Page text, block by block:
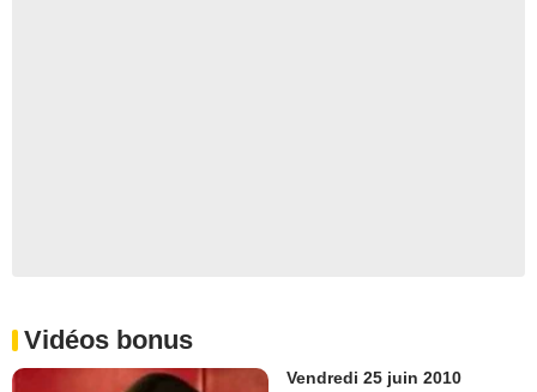
Vidéos bonus
Vendredi 25 juin 2010